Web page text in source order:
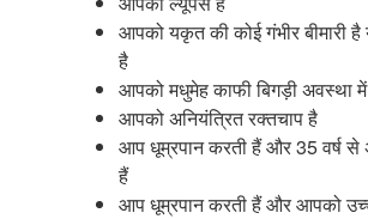
आपको यकृत की कोई गंभीर बीमारी
है
आपको मधुमेह काफी बिगड़ी अवस्था
आपको अनियंत्रित रक्तचाप है
आप धूम्रपान करती हैं और 35 वर्ष
हैं
आप धूम्रपान करती हैं और आपको